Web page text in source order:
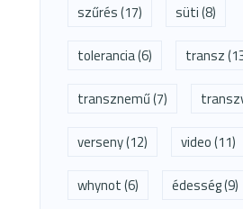
szűrés(17) süti(8)
tolerancia(6) transz
transznemű(7)
verseny(12) video(11)
whynot(6) édesség(9)